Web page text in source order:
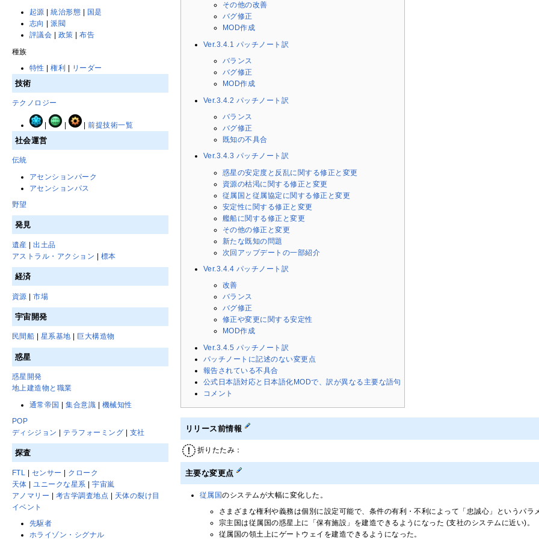
その他の改善
バグ修正
MOD作成
Ver.3.4.1 パッチノート訳
バランス
バグ修正
MOD作成
Ver.3.4.2 パッチノート訳
バランス
バグ修正
既知の不具合
Ver.3.4.3 パッチノート訳
惑星の安定度と反乱に関する修正と変更
資源の枯渇に関する修正と変更
従属国と従属協定に関する修正と変更
安定性に関する修正と変更
艦船に関する修正と変更
その他の修正と変更
新たな既知の問題
次回アップデートの一部紹介
Ver.3.4.4 パッチノート訳
改善
バランス
バグ修正
修正や変更に関する安定性
MOD作成
Ver.3.4.5 パッチノート訳
パッチノートに記述のない変更点
報告されている不具合
公式日本語対応と日本語化MODで、訳が異なる主要な語句
コメント
リリース前情報
折りたたみ：
主要な変更点
従属国のシステムが大幅に変化した。
さまざまな権利や義務は個別に設定可能で、条件の有利・不利によって「忠誠心」というパラ
宗主国は従属国の惑星上に「保有施設」を建造できるようになった (支社のシステムに近い)。
従属国の領土上にゲートウェイを建造できるようになった。
起源 |統治形態
国是
志向
|派閥
評議会
政策 |布告
種族
特性 |権利 リーダー
技術
テクノロジー
| | |前提技術一覧
社会運営
伝統
アセンションパーク
アセンションパス
野望
発見
遺産 |出土品
アストラル・アクション | 標本
経済
資源 |市場
宇宙開発
民間船 星系基地 巨大構造物
惑星
惑星開発
地上建造物と職業
通常帝国 |集合意識 | 機械知性
POP
ディシジョン | テラフォーミング | 支社
探査
FTL | センサー | クローク
天体 | ユニークな星系 |宇宙嵐
アノマリー | 考古学調査地点 | 天体の裂け目
イベント
先駆者
ホライゾン・シグナル